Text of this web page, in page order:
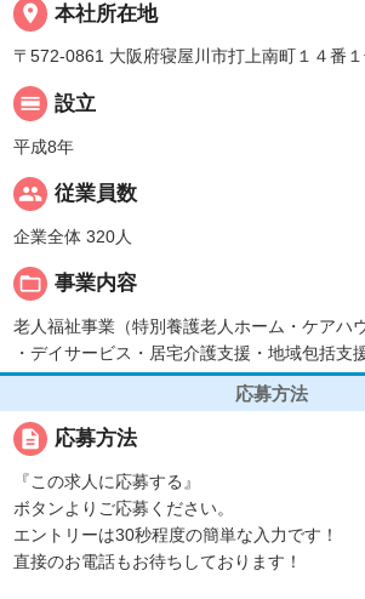
place 本社所在地
〒572-0861 大阪府寝屋川市打上南町１４番
calendar_view_day 設立
平成8年
people 従業員数
企業全体 320人
folder_open 事業内容
老人福祉事業（特別養護老人ホーム・ケアハ
・デイサービス・居宅介護支援・地域包括支援
応募方法
description 応募方法
『この求人に応募する』
ボタンよりご応募ください。
エントリーは30秒程度の簡単な入力です！
直接のお電話もお待ちしております！